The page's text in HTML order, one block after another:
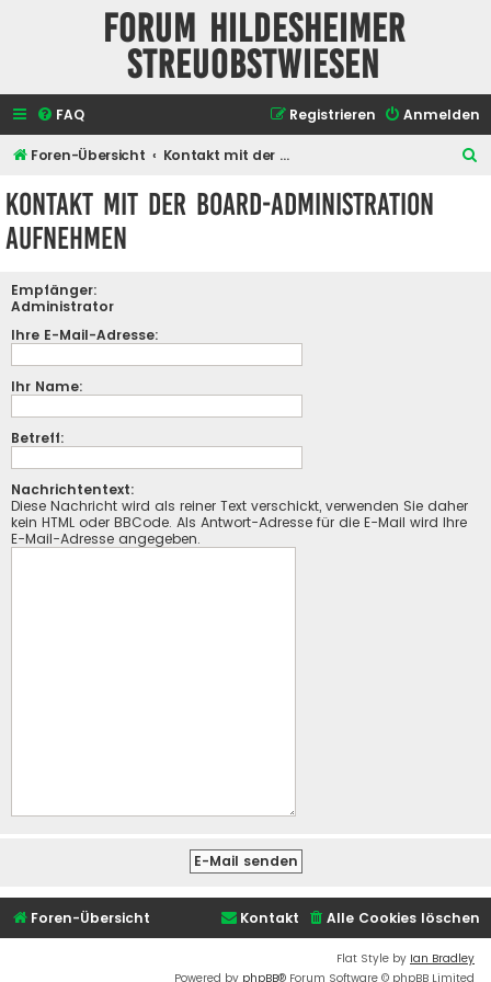
Forum Hildesheimer
Streuobstwiesen
FAQ Anmelden
Registrieren
Foren-Übersicht Kontakt mit der Board-Administration aufnehmen
Kontakt mit der Board-Administration
aufnehmen
Empfänger:
Administrator
Ihre E-Mail-Adresse:
Ihr Name:
Betreff:
Nachrichtentext:
Diese Nachricht wird als reiner Text verschickt, verwenden Sie daher
kein HTML oder BBCode. Als Antwort-Adresse für die E-Mail wird Ihre
E-Mail-Adresse angegeben.
Foren-Übersicht Alle Cookies löschen
Kontakt
Flat Style by Ian Bradley
Powered by phpBB® Forum Software © phpBB Limited